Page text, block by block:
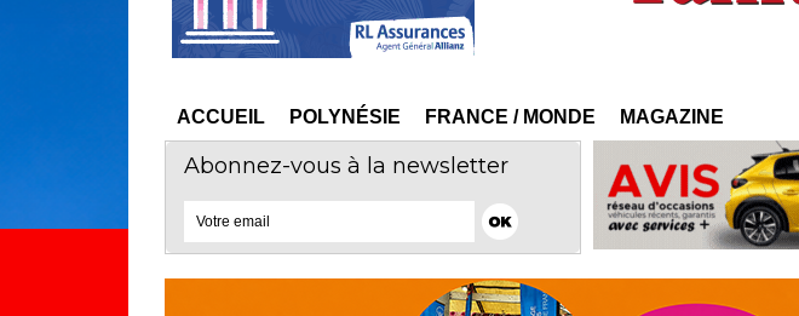
ACCUEIL POLYNÉSIE FRANCE / MONDE MAGAZINE
Abonnez-vous à la newsletter